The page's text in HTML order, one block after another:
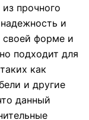
прочного
и
своей форме и
подходит для
как
и другие
данный